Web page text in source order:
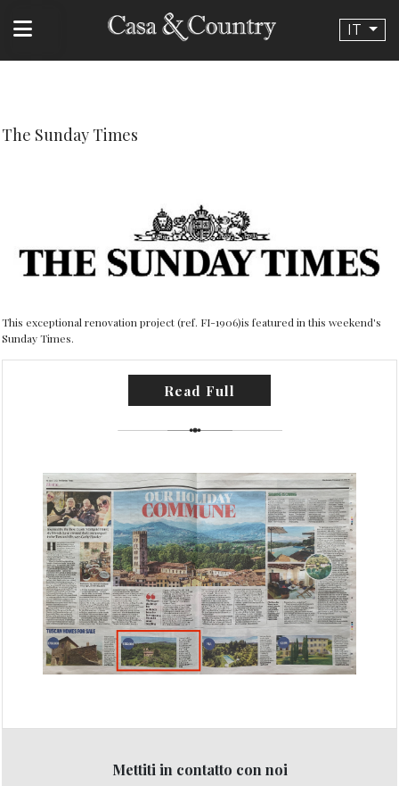
IT
--}}
The Sunday Times
This exceptional renovation project (ref. FI-1906)is featured in this weekend's
Sunday Times.
Read Full
Mettiti in contatto con noi